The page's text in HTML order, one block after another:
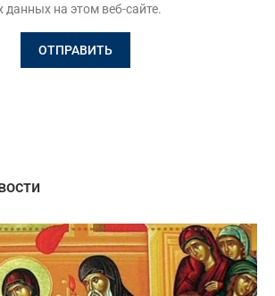
на этом веб-сайте.